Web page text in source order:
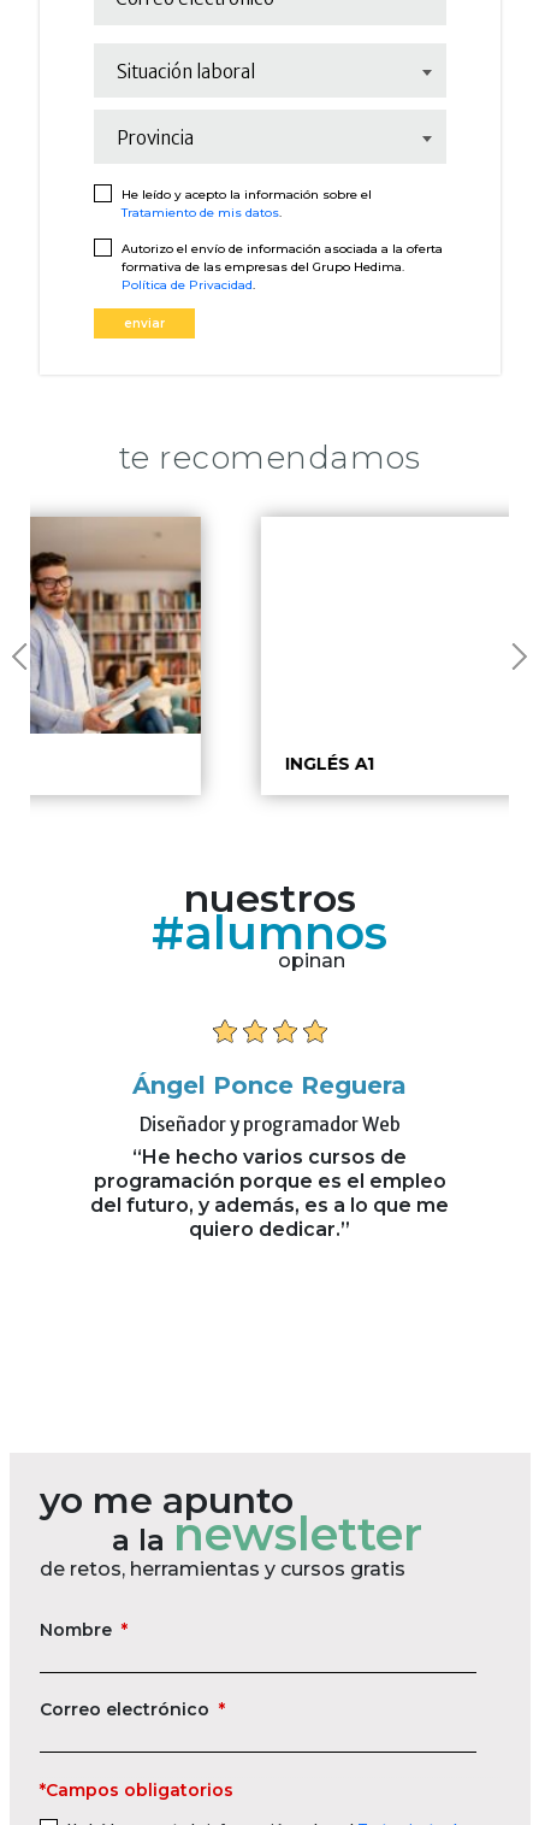
Situación laboral
Provincia
He leído y acepto la información sobre el
Tratamiento de mis datos.
Autorizo el envío de información asociada a la oferta
formativa de las empresas del Grupo Hedima.
Política de Privacidad.
enviar
te recomendamos
nuestros
#alumnos
opinan
Ángel Ponce Reguera
Diseñador y programador Web
“He hecho varios cursos de
programación porque es el empleo
del futuro, y además, es a lo que me
quiero dedicar.”
yo me apunto
a la newsletter
de retos, herramientas y cursos gratis
Nombre *
Correo electrónico *
*Campos obligatorios